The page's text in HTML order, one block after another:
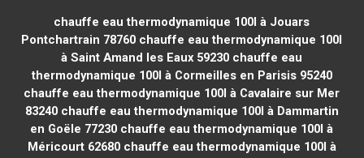
chauffe eau thermodynamique 100l à Jouars
Pontchartrain 78760 chauffe eau thermodynamique 100l
à Saint Amand les Eaux 59230 chauffe eau
thermodynamique 100l à Cormeilles en Parisis 95240
chauffe eau thermodynamique 100l à Cavalaire sur Mer
83240chauffe eau thermodynamique 100l à Dammartin
en Goële 77230 chauffe eau thermodynamique 100l à
Méricourt 62680chauffe eau thermodynamique 100l à